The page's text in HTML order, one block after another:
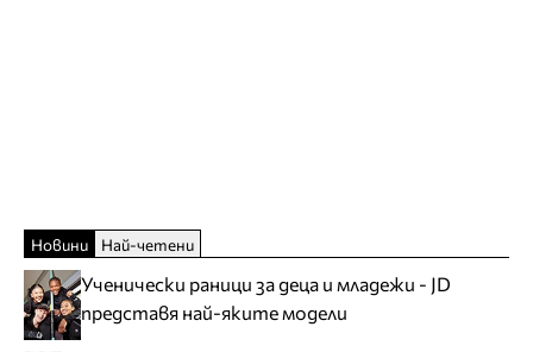
Новини Най-четени
Ученически раници за деца и младежи - JD
представя най-яките модели